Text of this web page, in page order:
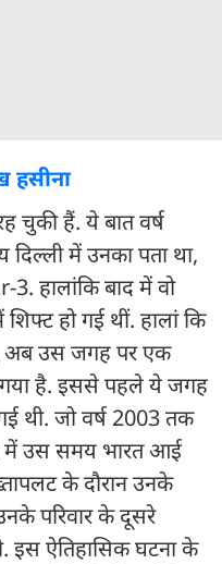
हसीना
चुकी हैं. ये बात वर्ष
में उनका पता था,
हालांकि बाद में वो
हो गई थीं. हालां कि
अब उस जगह पर एक
है. इससे पहले ये जगह
थी. जो वर्ष 2003 तक
में उस समय भारत आई
के दौरान उनके
परिवार के दूसरे
इस ऐतिहासिक घटना के